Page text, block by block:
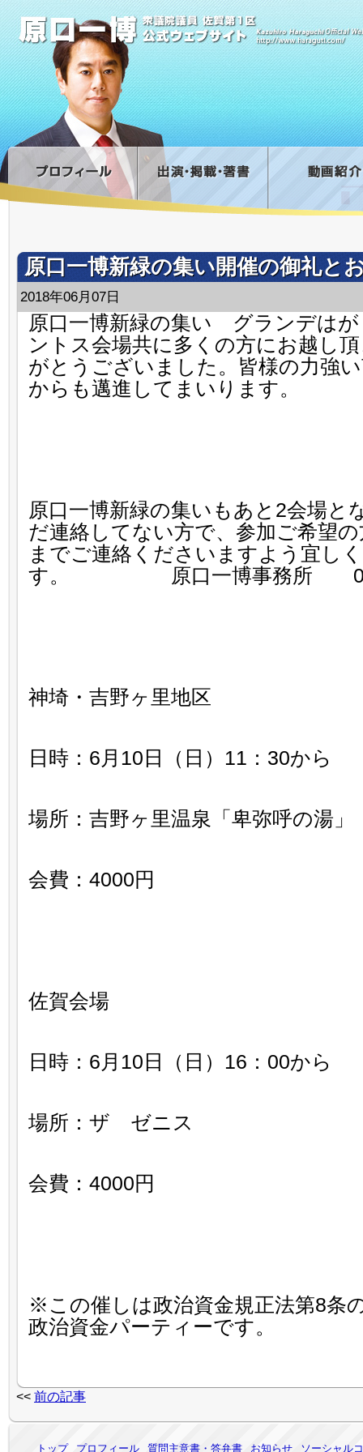
原口一博新緑の集い開催の御礼と
2018年06月07日
原口一博新緑の集い グランデはが
ントス会場共に多くの方にお越し
がとうございました。皆様の力強
からも邁進してまいります。
原口一博新緑の集いもあと2会場と
だ連絡してない方で、参加ご希望
までご連絡くださいますよう宜し
す。 原口一博事務所
神埼・吉野ヶ里地区
日時：6月10日（日）11：30から
場所：吉野ヶ里温泉「卑弥呼の湯」
会費：4000円
佐賀会場
日時：6月10日（日）16：00から
場所：ザ ゼニス
会費：4000円
※この催しは政治資金規正法第8条
政治資金パーティーです。
<< 前の記事
トップ プロフィール 質問主意書・答弁書 お知らせ ソーシャル